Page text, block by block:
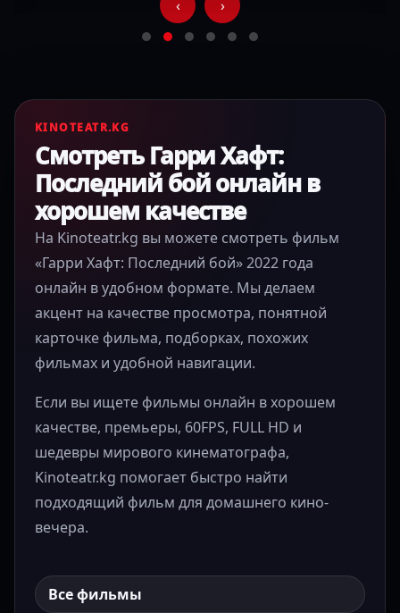
‹ ›
KINOTEATR.KG
Смотреть Гарри Хафт:
Последний бой онлайн в
хорошем качестве
На Kinoteatr.kg вы можете смотреть фильм
«Гарри Хафт: Последний бой» 2022 года
онлайн в удобном формате. Мы делаем
акцент на качестве просмотра, понятной
карточке фильма, подборках, похожих
фильмах и удобной навигации.
Если вы ищете фильмы онлайн в хорошем
качестве, премьеры, 60FPS, FULL HD и
шедевры мирового кинематографа,
Kinoteatr.kg помогает быстро найти
подходящий фильм для домашнего кино-
вечера.
Все фильмы